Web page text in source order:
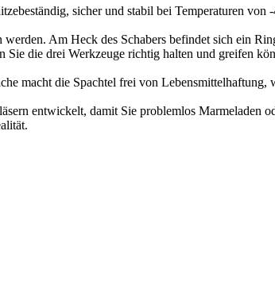
sicher und stabil bei Temperaturen von
Am Heck des Schabers befindet sich ein
die drei Werkzeuge richtig halten und greifen
macht die Spachtel frei von Lebensmittelhaftung,
entwickelt, damit Sie problemlos Marmeladen